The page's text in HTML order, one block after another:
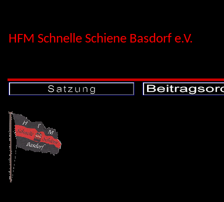
HFM Schnelle Schiene Basdorf e.V.